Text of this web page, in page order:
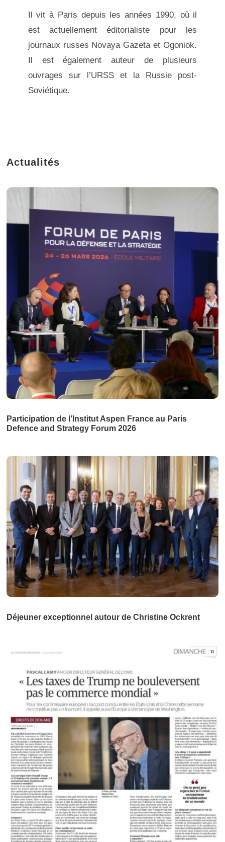
Il vit à Paris depuis les années 1990, où il
est actuellement éditorialiste pour les
journaux russes Novaya Gazeta et Ogoniok.
Il est également auteur de plusieurs
ouvrages sur l’URSS et la Russie post-
Soviétique.
Actualités
Participation de l’Institut Aspen France au Paris
Defence and Strategy Forum 2026
Déjeuner exceptionnel autour de Christine Ockrent